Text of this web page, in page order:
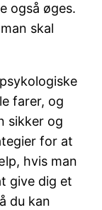
også øges.
skal
farer, og
sikker og
for at
hvis man
give dig et
du kan